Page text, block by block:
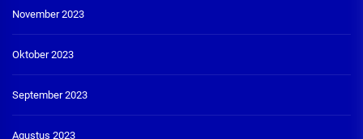
November 2023
Oktober 2023
September 2023
Agustus 2023